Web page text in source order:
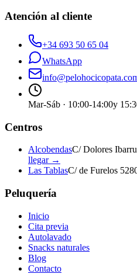
Atención al cliente
+34 693 50 65 04
WhatsApp
Mar-Sáb · 10:00-14:00y
Centros
AlcobendasC/ Dolores
llegar →
Las TablasC/ de Furelos 5
Peluquería
Inicio
Cita previa
Autolavado
Snacks naturales
Blog
Contacto